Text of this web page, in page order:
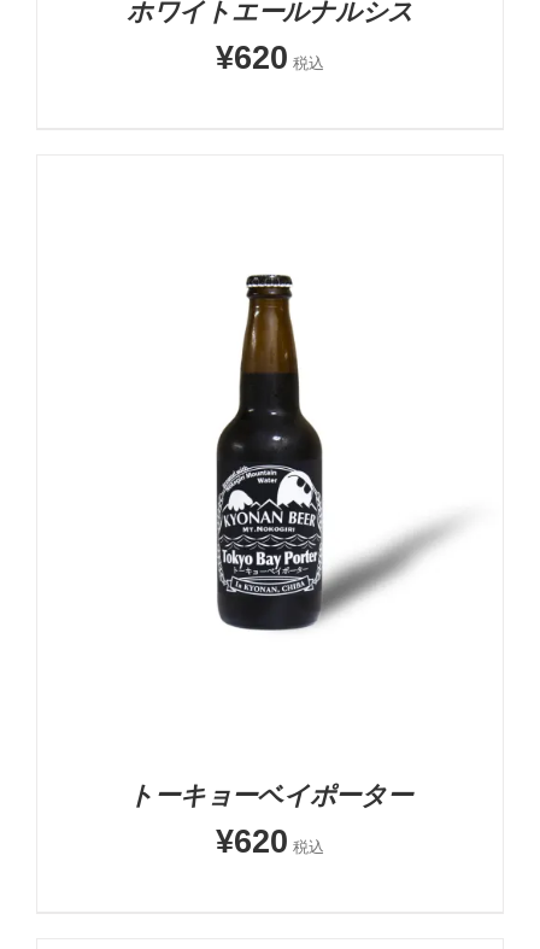
ホワイトエールナルシス
¥620 税込
5段階中
5.00
の評価
お買い物カゴに追加
詳細
トーキョーベイポーター
¥620 税込